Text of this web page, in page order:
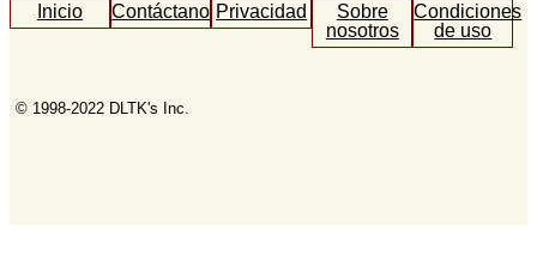
Inicio ContáctanosPrivacidad
Sobre
nosotros
Condiciones
de uso
© 1998-2022 DLTK's Inc.